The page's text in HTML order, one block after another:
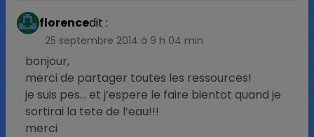
florencedit :
25 septembre 2014 à 9 h 04 min
bonjour,
merci de partager toutes les ressources!
je suis pes… et j’espere le faire bientot quand je
sortirai la tete de l’eau!!!
merci